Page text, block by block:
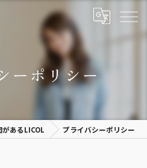
ーポリシー
あるLICOL プライバシーポリシー